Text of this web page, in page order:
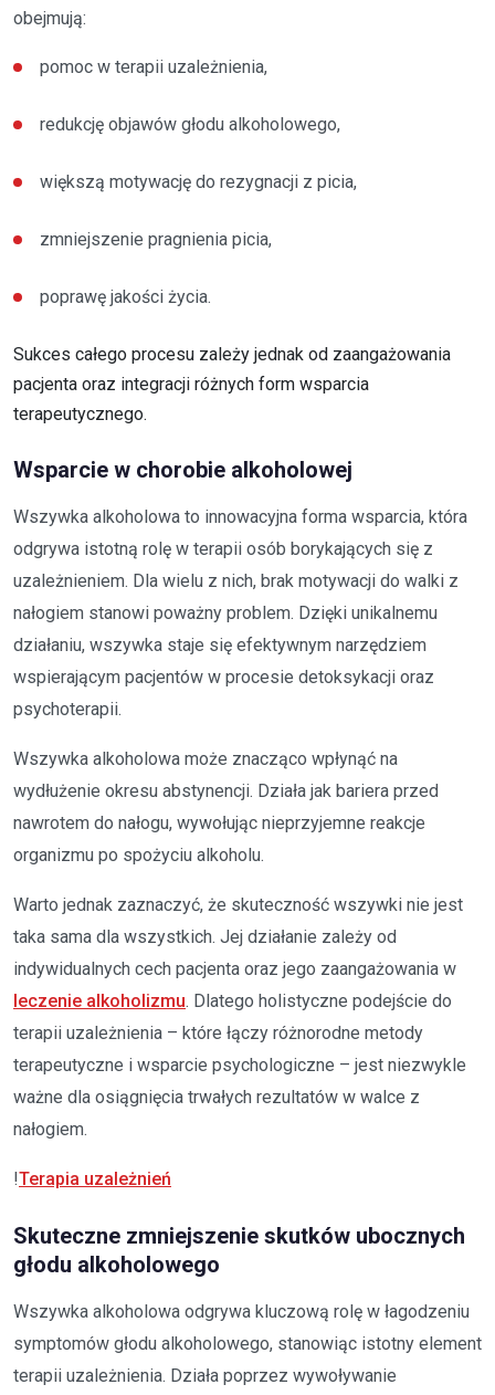
obejmują:
pomoc w terapii uzależnienia,
redukcję objawów głodu alkoholowego,
większą motywację do rezygnacji z picia,
zmniejszenie pragnienia picia,
poprawę jakości życia.
Sukces całego procesu zależy jednak od zaangażowania
pacjenta oraz integracji różnych form wsparcia
terapeutycznego.
Wsparcie w chorobie alkoholowej
Wszywka alkoholowa to innowacyjna forma wsparcia, która
odgrywa istotną rolę w terapii osób borykających się z
uzależnieniem. Dla wielu z nich, brak motywacji do walki z
nałogiem stanowi poważny problem. Dzięki unikalnemu
działaniu, wszywka staje się efektywnym narzędziem
wspierającym pacjentów w procesie detoksykacji oraz
psychoterapii.
Wszywka alkoholowa może znacząco wpłynąć na
wydłużenie okresu abstynencji. Działa jak bariera przed
nawrotem do nałogu, wywołując nieprzyjemne reakcje
organizmu po spożyciu alkoholu.
Warto jednak zaznaczyć, że skuteczność wszywki nie jest
taka sama dla wszystkich. Jej działanie zależy od
indywidualnych cech pacjenta oraz jego zaangażowania w
leczenie alkoholizmu. Dlatego holistyczne podejście do
terapii uzależnienia – które łączy różnorodne metody
terapeutyczne i wsparcie psychologiczne – jest niezwykle
ważne dla osiągnięcia trwałych rezultatów w walce z
nałogiem.
!Terapia uzależnień
Skuteczne zmniejszenie skutków ubocznych
głodu alkoholowego
Wszywka alkoholowa odgrywa kluczową rolę w łagodzeniu
symptomów głodu alkoholowego, stanowiąc istotny element
terapii uzależnienia. Działa poprzez wywoływanie